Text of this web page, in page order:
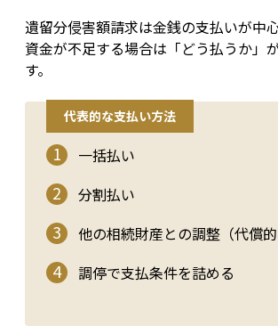
遺留分侵害額請求は金銭の支払いが中
資金が不足する場合は「どう払うか」
す。
代表的な支払い方法
一括払い
分割払い
他の相続財産との調整（代償的
調停で支払条件を詰める